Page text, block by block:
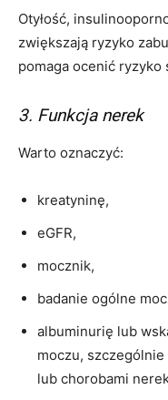
Otyłość,
zwiększają ryzyko
pomaga ocenić
3. Funkcja nerek
Warto oznaczyć:
kreatyninę,
eGFR,
mocznik,
badanie ogólne
albuminurię lub
moczu,
lub chorobami